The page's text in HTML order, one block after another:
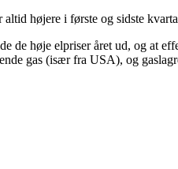
altid højere i første og sidste
de høje elpriser året ud, og at
gas (især fra USA), og